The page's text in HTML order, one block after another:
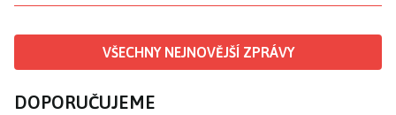
VŠECHNY NEJNOVĚJŠÍ ZPRÁVY
DOPORUČUJEME